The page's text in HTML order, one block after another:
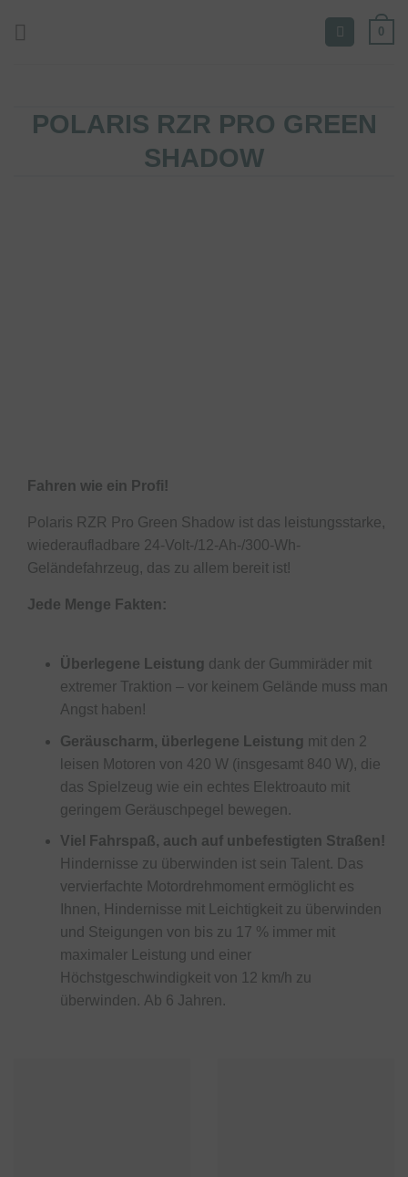
0
POLARIS RZR PRO GREEN
SHADOW
Fahren wie ein Profi!
Polaris RZR Pro Green Shadow ist das leistungsstarke,
wiederaufladbare 24-Volt-/12-Ah-/300-Wh-
Geländefahrzeug, das zu allem bereit ist!
Jede Menge Fakten:
Überlegene Leistung dank der Gummiräder mit
extremer Traktion – vor keinem Gelände muss man
Angst haben!
Geräuscharm, überlegene Leistung mit den 2
leisen Motoren von 420 W (insgesamt 840 W), die
das Spielzeug wie ein echtes Elektroauto mit
geringem Geräuschpegel bewegen.
Viel Fahrspaß, auch auf unbefestigten Straßen!
Hindernisse zu überwinden ist sein Talent. Das
vervierfachte Motordrehmoment ermöglicht es
Ihnen, Hindernisse mit Leichtigkeit zu überwinden
und Steigungen von bis zu 17 % immer mit
maximaler Leistung und einer
Höchstgeschwindigkeit von 12 km/h zu
überwinden. Ab 6 Jahren.